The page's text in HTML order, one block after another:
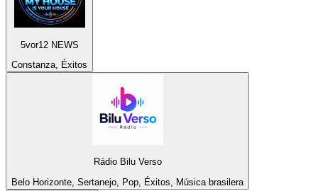
5vor12 NEWS
Constanza, Éxitos
Rádio Bilu Verso
Belo Horizonte, Sertanejo, Pop, Éxitos, Música brasilera